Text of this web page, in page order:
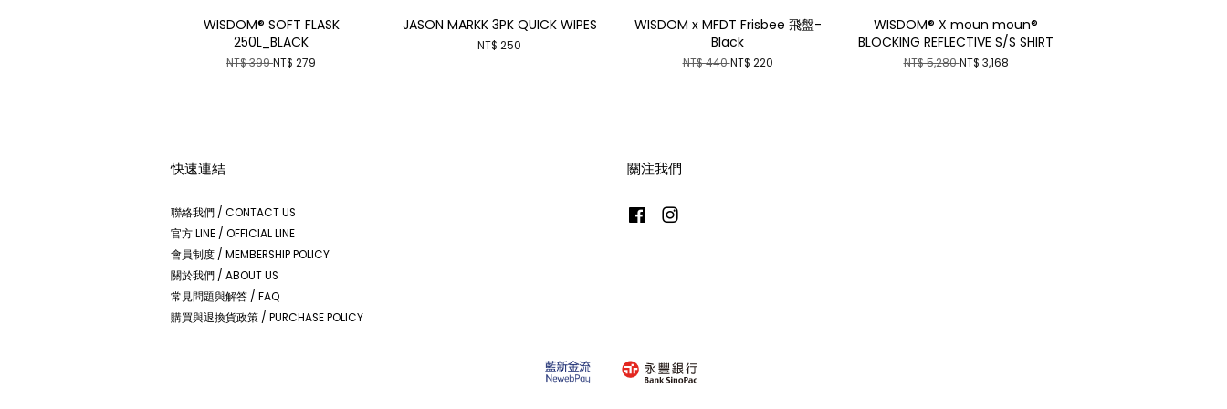
WISDOM® SOFT FLASK
250L_BLACK
NT$ 399NT$ 279
JASON MARKK 3PK QUICK WIPES
NT$ 250
WISDOM x MFDT Frisbee 飛盤-
Black
NT$ 440NT$ 220
WISDOM® X moun moun®
BLOCKING REFLECTIVE S/S SHIRT
NT$ 5,280NT$ 3,168
快速連結
聯絡我們 / CONTACT US
官方 LINE / OFFICIAL LINE
會員制度 / MEMBERSHIP POLICY
關於我們 / ABOUT US
常見問題與解答 / FAQ
購買與退換貨政策 / PURCHASE POLICY
關注我們
Facebook